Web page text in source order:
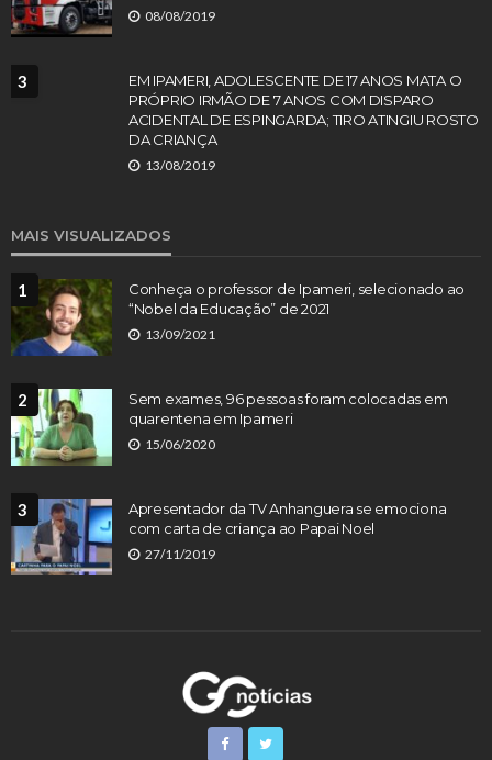
08/08/2019
3
EM IPAMERI, ADOLESCENTE DE 17 ANOS MATA O
PRÓPRIO IRMÃO DE 7 ANOS COM DISPARO
ACIDENTAL DE ESPINGARDA; TIRO ATINGIU ROSTO
DA CRIANÇA
13/08/2019
MAIS VISUALIZADOS
1
Conheça o professor de Ipameri, selecionado ao
“Nobel da Educação” de 2021
13/09/2021
2
Sem exames, 96 pessoas foram colocadas em
quarentena em Ipameri
15/06/2020
3
Apresentador da TV Anhanguera se emociona
com carta de criança ao Papai Noel
27/11/2019